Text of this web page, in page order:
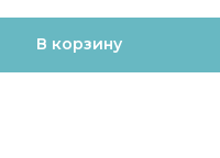
В корзину